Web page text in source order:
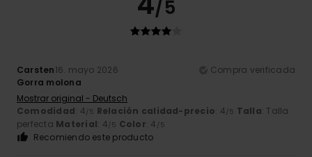
/5
Carsten16. mayo 2026
Compra verificada
Gorra molona
Mostrar original - Deutsch
Comodidad: 4/5 Relación calidad-precio: 4/5 Talla: Talla
perfecta Material: 4/5 Color: 4 /5
Recomiendo este producto